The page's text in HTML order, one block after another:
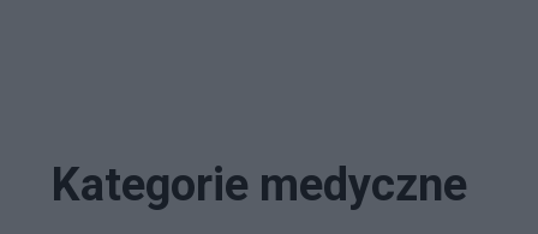
Kategorie medyczne